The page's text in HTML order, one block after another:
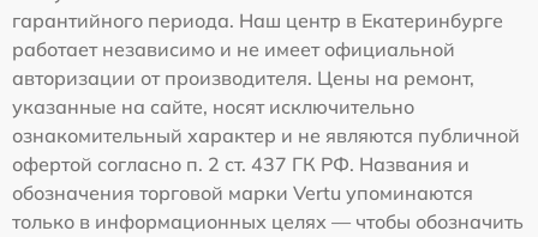
гарантийного периода. Наш центр в Екатеринбурге
работает независимо и не имеет официальной
авторизации от производителя. Цены на ремонт,
указанные на сайте, носят исключительно
ознакомительный характер и не являются публичной
офертой согласно п. 2 ст. 437 ГК РФ. Названия и
обозначения торговой марки Vertu упоминаются
только в информационных целях — чтобы обозначить